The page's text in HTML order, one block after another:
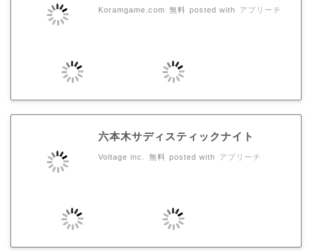
Koramgame.com 無料 posted with アプリーチ
六本木サディスティックナイト
Voltage inc. 無料 posted with アプリーチ